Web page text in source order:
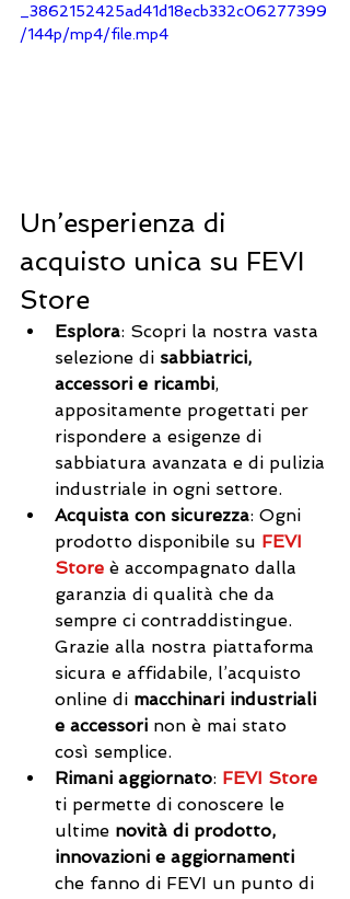
_3862152425ad41d18ecb332c06277399
/144p/mp4/file.mp4
Un’esperienza di
acquisto unica su FEVI
Store
Esplora: Scopri la nostra vasta
selezione di sabbiatrici,
accessori e ricambi,
appositamente progettati per
rispondere a esigenze di
sabbiatura avanzata e di pulizia
industriale in ogni settore.
Acquista con sicurezza: Ogni
prodotto disponibile su FEVI
Store è accompagnato dalla
garanzia di qualità che da
sempre ci contraddistingue.
Grazie alla nostra piattaforma
sicura e affidabile, l’acquisto
online di macchinari industriali
e accessori non è mai stato
così semplice.
Rimani aggiornato: FEVI Store
ti permette di conoscere le
ultime novità di prodotto,
innovazioni e aggiornamenti
che fanno di FEVI un punto di